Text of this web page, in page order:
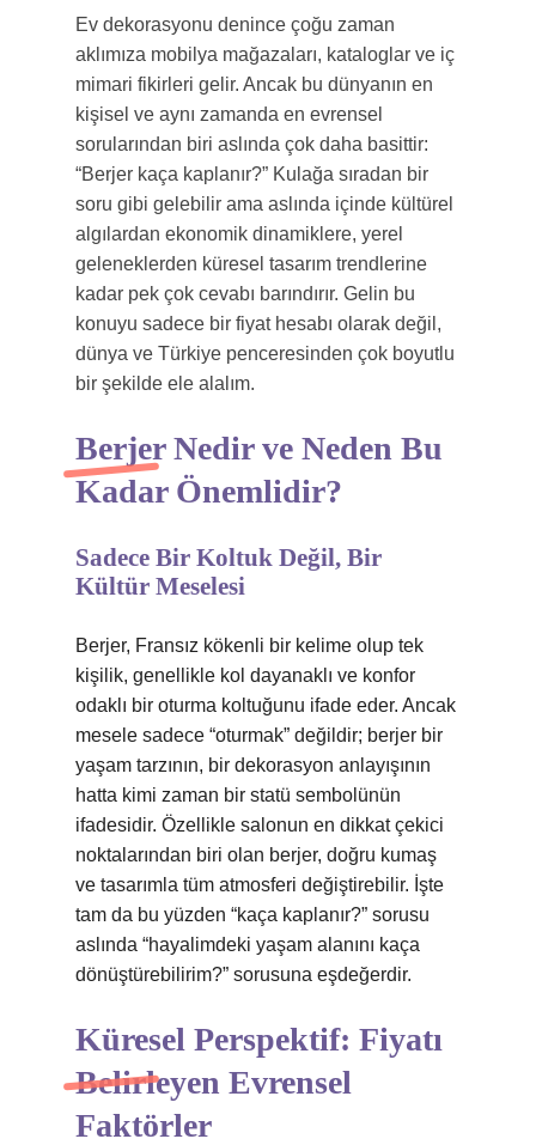
Ev dekorasyonu denince çoğu zaman
aklımıza mobilya mağazaları, kataloglar ve iç
mimari fikirleri gelir. Ancak bu dünyanın en
kişisel ve aynı zamanda en evrensel
sorularından biri aslında çok daha basittir:
“Berjer kaça kaplanır?” Kulağa sıradan bir
soru gibi gelebilir ama aslında içinde kültürel
algılardan ekonomik dinamiklere, yerel
geleneklerden küresel tasarım trendlerine
kadar pek çok cevabı barındırır. Gelin bu
konuyu sadece bir fiyat hesabı olarak değil,
dünya ve Türkiye penceresinden çok boyutlu
bir şekilde ele alalım.
Berjer Nedir ve Neden Bu
Kadar Önemlidir?
Sadece Bir Koltuk Değil, Bir
Kültür Meselesi
Berjer, Fransız kökenli bir kelime olup tek
kişilik, genellikle kol dayanaklı ve konfor
odaklı bir oturma koltuğunu ifade eder. Ancak
mesele sadece “oturmak” değildir; berjer bir
yaşam tarzının, bir dekorasyon anlayışının
hatta kimi zaman bir statü sembolünün
ifadesidir. Özellikle salonun en dikkat çekici
noktalarından biri olan berjer, doğru kumaş
ve tasarımla tüm atmosferi değiştirebilir. İşte
tam da bu yüzden “kaça kaplanır?” sorusu
aslında “hayalimdeki yaşam alanını kaça
dönüştürebilirim?” sorusuna eşdeğerdir.
Küresel Perspektif: Fiyatı
Belirleyen Evrensel
Faktörler